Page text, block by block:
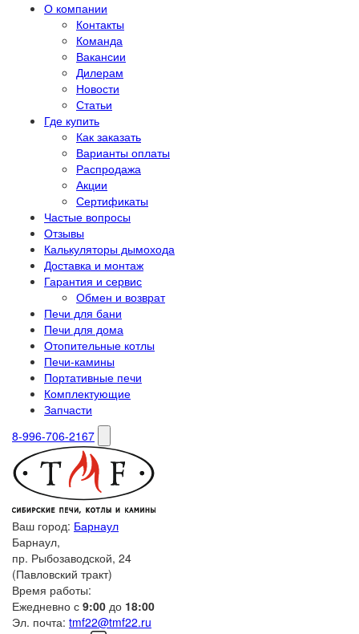
О компании
Контакты
Команда
Вакансии
Дилерам
Новости
Статьи
Где купить
Как заказать
Варианты оплаты
Распродажа
Акции
Сертификаты
Частые вопросы
Отзывы
Калькуляторы дымохода
Доставка и монтаж
Гарантия и сервис
Обмен и возврат
Печи для бани
Печи для дома
Отопительные котлы
Печи-камины
Портативные печи
Комплектующие
Запчасти
8-996-706-2167
Ваш город: Барнаул
Барнаул,
пр. Рыбозаводской, 24
(Павловский тракт)
Время работы:
Ежедневно с 9:00 до 18:00
Эл. почта: tmf22@tmf22.ru